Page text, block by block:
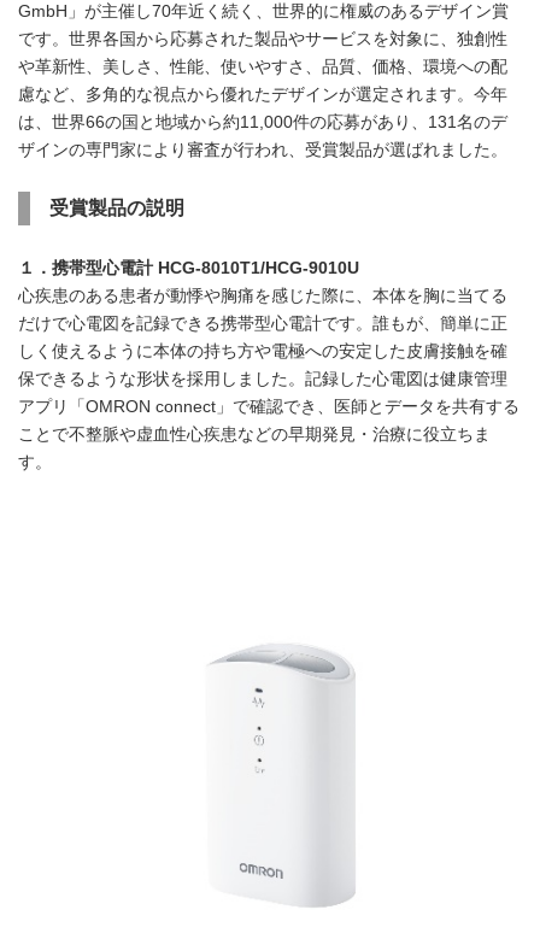
GmbH」が主催し70年近く続く、世界的に権威のあるデザイン賞
です。世界各国から応募された製品やサービスを対象に、独創性
や革新性、美しさ、性能、使いやすさ、品質、価格、環境への配
慮など、多角的な視点から優れたデザインが選定されます。今年
は、世界66の国と地域から約11,000件の応募があり、131名のデ
ザインの専門家により審査が行われ、受賞製品が選ばれました。
受賞製品の説明
１．携帯型心電計 HCG-8010T1/HCG-9010U
心疾患のある患者が動悸や胸痛を感じた際に、本体を胸に当てる
だけで心電図を記録できる携帯型心電計です。誰もが、簡単に正
しく使えるように本体の持ち方や電極への安定した皮膚接触を確
保できるような形状を採用しました。記録した心電図は健康管理
アプリ「OMRON connect」で確認でき、医師とデータを共有する
ことで不整脈や虚血性心疾患などの早期発見・治療に役立ちま
す。